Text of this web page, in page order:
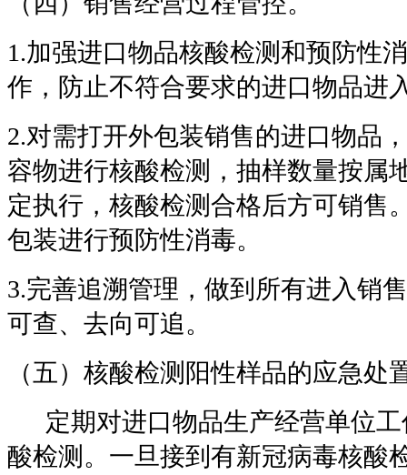
1.加强进口物品核酸检测和预防性
作，防止不符合要求的进口物品进
2.对需打开外包装销售的进口物品
容物进行核酸检测，抽样数量按属
定执行，核酸检测合格后方可销售
包装进行预防性消毒。
3.完善追溯管理，做到所有进入销
可查、去向可追。
（五）核酸检测阳性样品的应急处
定期对进口物品生产经营单位工
酸检测。一旦接到有新冠病毒核酸